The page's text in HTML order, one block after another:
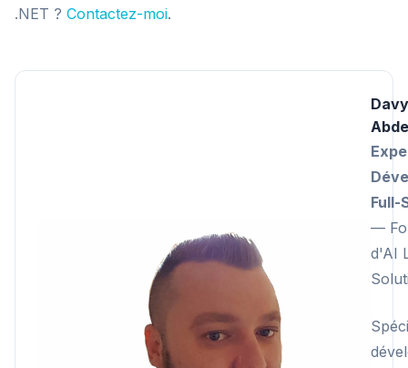
.NET ? Contactez-moi.
Davy
Full-
—
d'AI